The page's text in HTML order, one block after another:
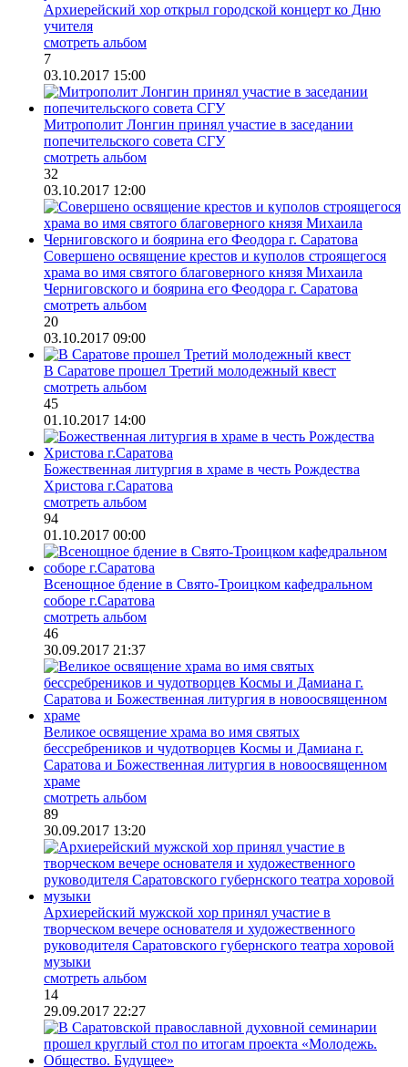
Архиерейский хор открыл городской концерт ко Дню
учителя
смотреть альбом
7
03.10.2017 15:00
Митрополит Лонгин принял участие в заседании
попечительского совета СГУ
смотреть альбом
32
03.10.2017 12:00
Совершено освящение крестов и куполов строящегося
храма во имя святого благоверного князя Михаила
Черниговского и боярина его Феодора г. Саратова
смотреть альбом
20
03.10.2017 09:00
В Саратове прошел Третий молодежный квест
смотреть альбом
45
01.10.2017 14:00
Божественная литургия в храме в честь Рождества
Христова г.Саратова
смотреть альбом
94
01.10.2017 00:00
Всенощное бдение в Свято-Троицком кафедральном
соборе г.Саратова
смотреть альбом
46
30.09.2017 21:37
Великое освящение храма во имя святых
бессребреников и чудотворцев Космы и Дамиана г.
Саратова и Божественная литургия в новоосвященном
храме
смотреть альбом
89
30.09.2017 13:20
Архиерейский мужской хор принял участие в
творческом вечере основателя и художественного
руководителя Саратовского губернского театра хоровой
музыки
смотреть альбом
14
29.09.2017 22:27